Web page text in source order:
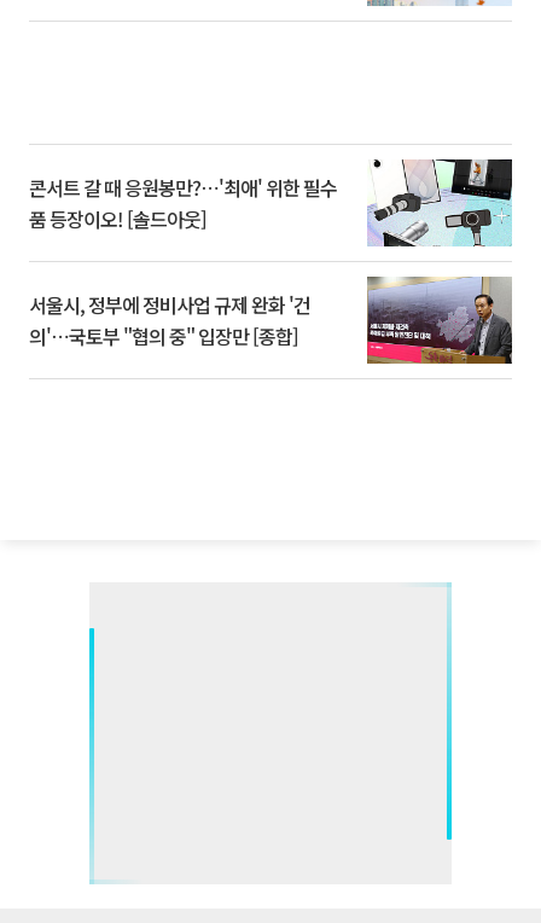
콘서트 갈 때 응원봉만?⋯'최애' 위한 필수
품 등장이오! [솔드아웃]
서울시, 정부에 정비사업 규제 완화 '건
의'⋯국토부 "협의 중" 입장만 [종합]